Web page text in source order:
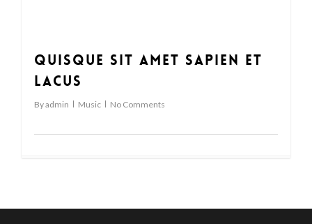
Quisque sit amet sapien et
lacus
Byadmin Music No Comments